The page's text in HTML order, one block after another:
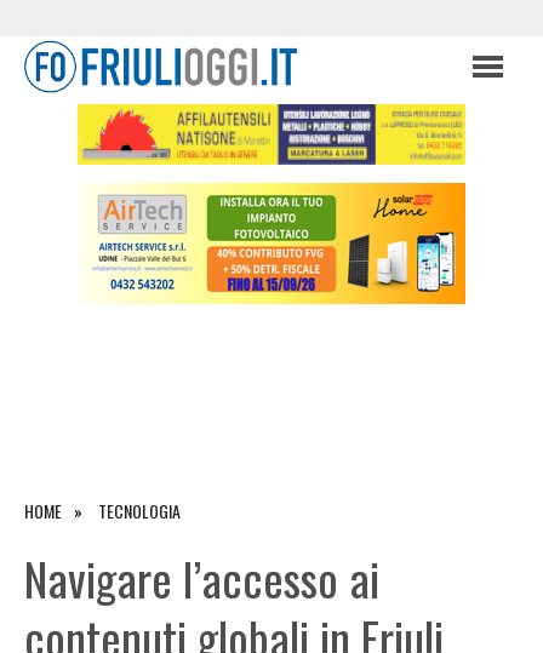
HOME TECNOLOGIA
Navigare l’accesso ai
contenuti globali in Friuli